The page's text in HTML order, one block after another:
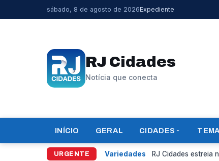
sábado, 8 de agosto de 2026Expediente
RJ Cidades
Notícia que conecta
INÍCIO GERAL CIDADES
URGENTE Variedades RJ Cidades estreia